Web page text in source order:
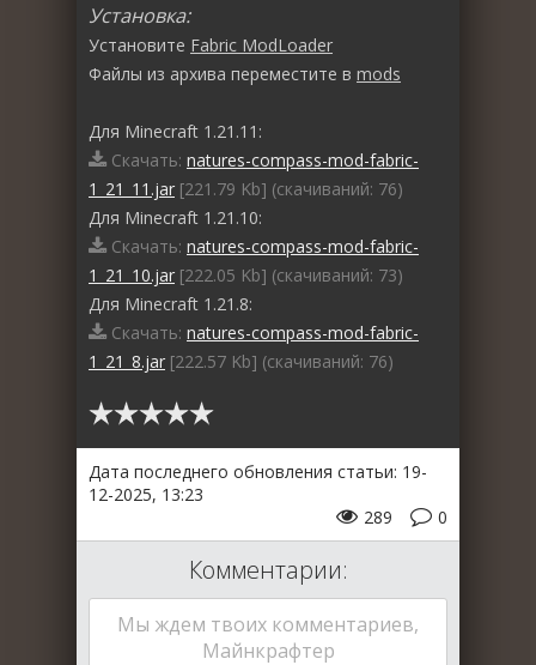
Установка:
Установите Fabric ModLoader
Файлы из архива переместите в mods
Для Minecraft 1.21.11:
Скачать: natures-compass-mod-fabric-
1_21_11.jar [221.79 Kb] (cкачиваний: 76)
Для Minecraft 1.21.10:
Скачать: natures-compass-mod-fabric-
1_21_10.jar [222.05 Kb] (cкачиваний: 73)
Для Minecraft 1.21.8:
Скачать: natures-compass-mod-fabric-
1_21_8.jar [222.57 Kb] (cкачиваний: 76)
Дата последнего обновления статьи: 19-
12-2025, 13:23
0
289
Комментарии:
Мы ждем твоих комментариев,
Майнкрафтер